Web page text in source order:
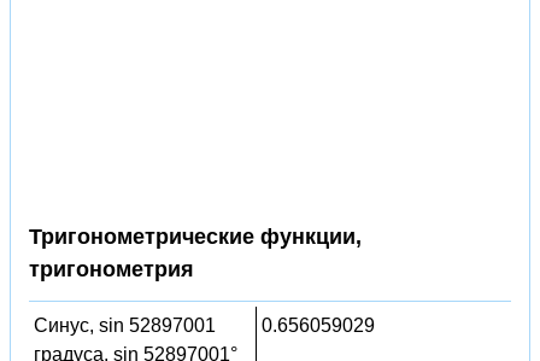
Тригонометрические функции,
тригонометрия
Синус, sin 52897001
градуса, sin 52897001°
0.656059029